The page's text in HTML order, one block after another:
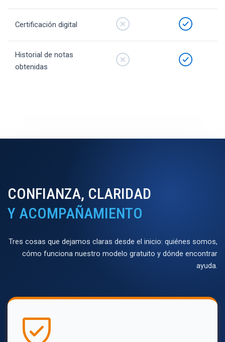
Certificación digital
Historial de notas
obtenidas
CONFIANZA, CLARIDAD
Y ACOMPAÑAMIENTO
Tres cosas que dejamos claras desde el inicio: quiénes somos,
cómo funciona nuestro modelo gratuito y dónde encontrar
ayuda.